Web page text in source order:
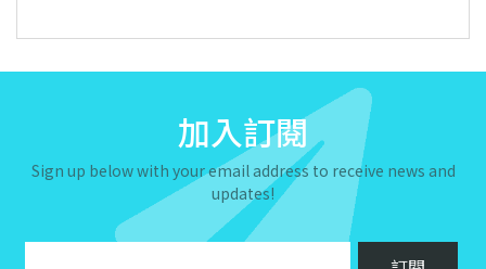
加入訂閱
Sign up below with your email address to receive news and
updates!